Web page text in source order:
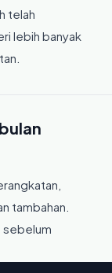
telah
lebih banyak
tambahan.
sebelum